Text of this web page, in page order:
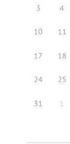
3 4
10 11
17 18
24 25
31 1